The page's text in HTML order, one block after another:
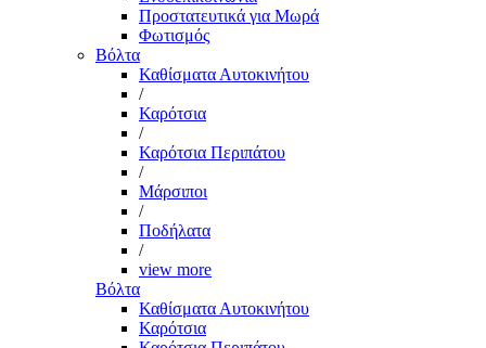
Προστατευτικά για Μωρά
Φωτισμός
Βόλτα
Καθίσματα Αυτοκινήτου
/
Καρότσια
/
Καρότσια Περιπάτου
/
Μάρσιποι
/
Ποδήλατα
/
view more
Βόλτα
Καθίσματα Αυτοκινήτου
Καρότσια